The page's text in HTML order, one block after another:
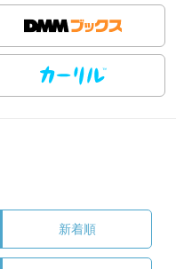
新着順